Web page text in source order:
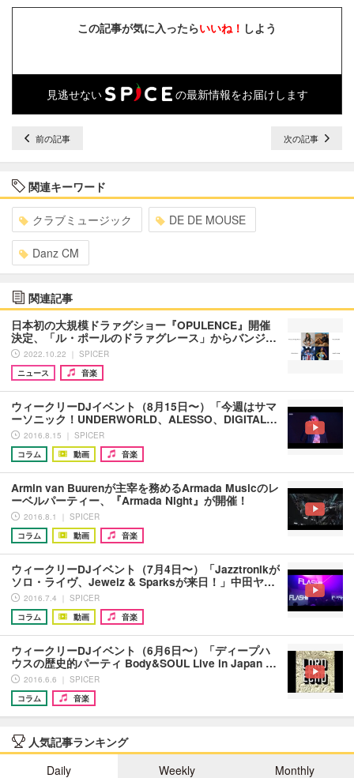
この記事が気に入ったらいいね！ しよう
見逃せない の最新情報をお届けします
前の記事 次の記事
関連キーワード
クラブミュージック DE DE MOUSE
Danz CM
関連記事
日本初の大規模ドラァグショー『OPULENCE』開催
決定、「ル・ポールのドラァグレース」からバンジ…
2022.10.22 ｜ SPICER
ニュース
音楽
ウィークリーDJイベント（8月15日〜）「今週はサマ
ーソニック！UNDERWORLD、ALESSO、DIGITAL…
2016.8.15 ｜ SPICER
コラム
動画 音楽
Armin van Buurenが主宰を務めるArmada Musicのレ
ーベルパーティー、『Armada Night』が開催！
2016.8.1 ｜ SPICER
コラム
動画 音楽
ウィークリーDJイベント（7月4日〜）「Jazztronikが
ソロ・ライヴ、Jewelz & Sparksが来日！」中田ヤ…
2016.7.4 ｜ SPICER
コラム
動画 音楽
ウィークリーDJイベント（6月6日〜）「ディープハ
ウスの歴史的パーティ Body&SOUL Live in Japan …
2016.6.6 ｜ SPICER
コラム
音楽
人気記事ランキング
Daily
Weekly Monthly